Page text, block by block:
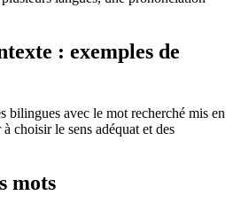
: exemples de
bilingues avec le mot recherché mis en
choisir le sens adéquat et des
mots